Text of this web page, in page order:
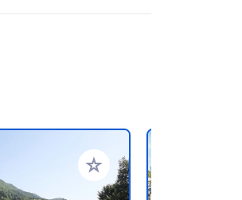
Aggiungi ai tuoi preferiti